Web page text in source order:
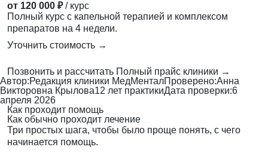
от 120 000 ₽ / курс
Полный курс с капельной терапией и комплексом
препаратов на 4 недели.
Уточнить стоимость →
Позвонить и рассчитать Полный прайс клиники →
Автор:Редакция клиники МедМенталПроверено:Анна
Викторовна Крылова12 лет практикиДата проверки:6
апреля 2026
Как проходит помощь
Как обычно проходит лечение
Три простых шага, чтобы было проще понять, с чего
начинается помощь.